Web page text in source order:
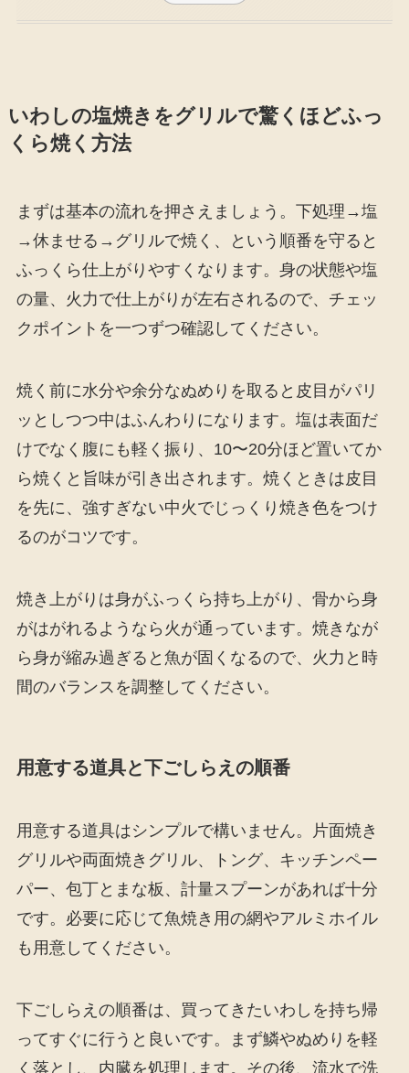
いわしの塩焼きをグリルで驚くほどふっ
くら焼く方法
まずは基本の流れを押さえましょう。下処理→塩
→休ませる→グリルで焼く、という順番を守ると
ふっくら仕上がりやすくなります。身の状態や塩
の量、火力で仕上がりが左右されるので、チェッ
クポイントを一つずつ確認してください。
焼く前に水分や余分なぬめりを取ると皮目がパリ
ッとしつつ中はふんわりになります。塩は表面だ
けでなく腹にも軽く振り、10〜20分ほど置いてか
ら焼くと旨味が引き出されます。焼くときは皮目
を先に、強すぎない中火でじっくり焼き色をつけ
るのがコツです。
焼き上がりは身がふっくら持ち上がり、骨から身
がはがれるようなら火が通っています。焼きなが
ら身が縮み過ぎると魚が固くなるので、火力と時
間のバランスを調整してください。
用意する道具と下ごしらえの順番
用意する道具はシンプルで構いません。片面焼き
グリルや両面焼きグリル、トング、キッチンペー
パー、包丁とまな板、計量スプーンがあれば十分
です。必要に応じて魚焼き用の網やアルミホイル
も用意してください。
下ごしらえの順番は、買ってきたいわしを持ち帰
ってすぐに行うと良いです。まず鱗やぬめりを軽
く落とし、内臓を処理します。その後、流水で洗